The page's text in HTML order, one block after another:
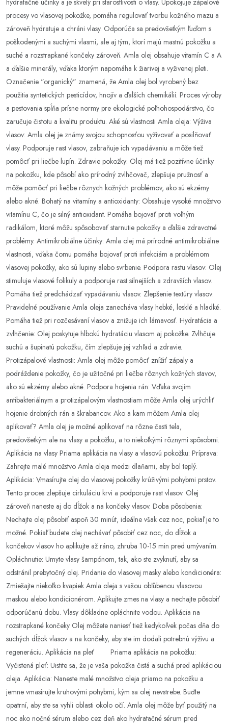
hydratačné účinky a je skvelý pri starostlivosti o vlasy. Upokojuje zápalové
procesy vo vlasovej pokožke, pomáha regulovať tvorbu kožného mazu a
zároveň hydratuje a chráni vlasy. Odporúča sa predovšetkým ľuďom s
poškodenými a suchými vlasmi, ale aj tým, ktorí majú mastnú pokožku a
suché a rozstrapkané končeky zároveň. Amla olej obsahuje vitamín C a A
a ďalšie minerály, vďaka ktorým napomáha k žiarivej a vyživenej pleti.
Označenie "organický" znamená, že Amla olej bol vyrobený bez
použitia syntetických pesticídov, hnojív a ďalších chemikálií. Proces výroby
a pestovania spĺňa prísne normy pre ekologické poľnohospodárstvo, čo
zaručuje čistotu a kvalitu produktu. Aké sú vlastnosti Amla oleja: Výživa
vlasov: Amla olej je známy svojou schopnosťou vyživovať a posilňovať
vlasy. Podporuje rast vlasov, zabraňuje ich vypadávaniu a môže tiež
pomôcť pri liečbe lupín. Zdravie pokožky: Olej má tiež pozitívne účinky
na pokožku, kde pôsobí ako prírodný zvlhčovač, zlepšuje pružnosť a
môže pomôcť pri liečbe rôznych kožných problémov, ako sú ekzémy
alebo akné. Bohatý na vitamíny a antioxidanty: Obsahuje vysoké množstvo
vitamínu C, čo je silný antioxidant. Pomáha bojovať proti voľným
radikálom, ktoré môžu spôsobovať starnutie pokožky a ďalšie zdravotné
problémy. Antimikrobiálne účinky: Amla olej má prírodné antimikrobiálne
vlastnosti, vďaka čomu pomáha bojovať proti infekciám a problémom
vlasovej pokožky, ako sú lupiny alebo svrbenie. Podpora rastu vlasov: Olej
stimuluje vlasové folikuly a podporuje rast silnejších a zdravších vlasov.
Pomáha tiež predchádzať vypadávaniu vlasov. Zlepšenie textúry vlasov:
Pravidelné používanie Amla oleja zanecháva vlasy hebké, lesklé a hladké.
Pomáha tiež pri rozčesávaní vlasov a znižuje ich lámavosť. Hydratácia a
zvlhčenie: Olej poskytuje hlbokú hydratáciu vlasom aj pokožke. Zvlhčuje
suchú a šupinatú pokožku, čím zlepšuje jej vzhľad a zdravie.
Protizápalové vlastnosti: Amla olej môže pomôcť znížiť zápaly a
podráždenie pokožky, čo je užitočné pri liečbe rôznych kožných stavov,
ako sú ekzémy alebo akné. Podpora hojenia rán: Vďaka svojim
antibakteriálnym a protizápalovým vlastnostiam môže Amla olej urýchliť
hojenie drobných rán a škrabancov. Ako a kam môžem Amla olej
aplikovať? Amla olej je možné aplikovať na rôzne časti tela,
predovšetkým ale na vlasy a pokožku, a to niekoľkými rôznymi spôsobmi.
Aplikácia na vlasy Priama aplikácia na vlasy a vlasovú pokožku: Príprava:
Zahrejte malé množstvo Amla oleja medzi dlaňami, aby bol teplý.
Aplikácia: Vmasírujte olej do vlasovej pokožky krúživými pohybmi prstov.
Tento proces zlepšuje cirkuláciu krvi a podporuje rast vlasov. Olej
zároveň naneste aj do dĺžok a na končeky vlasov. Doba pôsobenia:
Nechajte olej pôsobiť aspoň 30 minút, ideálne však cez noc, pokiaľ je to
možné. Pokiaľ budete olej nechávať pôsobiť cez noc, do dĺžok a
končekov vlasov ho aplikujte až ráno, zhruba 10-15 min pred umývaním.
Opláchnutie: Umyte vlasy šampónom, tak, ako ste zvyknutí, aby sa
odstránil prebytočný olej. Pridanie do vlasovej masky alebo kondicionéra:
Zmiešajte niekoľko kvapiek Amla oleja s vašou obľúbenou vlasovou
maskou alebo kondicionérom. Aplikujte zmes na vlasy a nechajte pôsobiť
odporúčanú dobu. Vlasy dôkladne opláchnite vodou. Aplikácia na
rozstrapkané končeky Olej môžete naniesť tiež kedykoľvek počas dňa do
suchých dĺžok vlasov a na končeky, aby ste im dodali potrebnú výživu a
regeneráciu. Aplikácia na pleť Priama aplikácia na pokožku:
Vyčistená pleť: Uistite sa, že je vaša pokožka čistá a suchá pred aplikáciou
oleja. Aplikácia: Naneste malé množstvo oleja priamo na pokožku a
jemne vmasírujte kruhovými pohybmi, kým sa olej nevstrebe. Buďte
opatrní, aby ste sa vyhli oblasti okolo očí. Amla olej môže byť použitý na
noc ako nočné sérum alebo cez deň ako hydratačné sérum pred